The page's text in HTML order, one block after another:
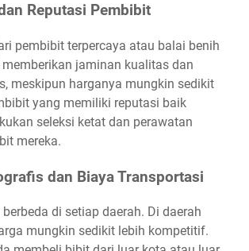
Reputasi Pembibit
pembibit terpercaya atau balai benih
jaminan kualitas dan
meskipun harganya mungkin sedikit
yang memiliki reputasi baik
seleksi ketat dan perawatan
mereka.
dan Biaya Transportasi
di setiap daerah. Di daerah
mungkin sedikit lebih kompetitif.